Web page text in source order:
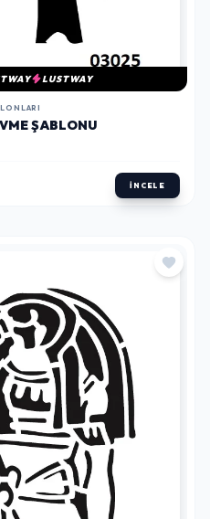
LUSTWAY
ŞABLONU
İNCELE